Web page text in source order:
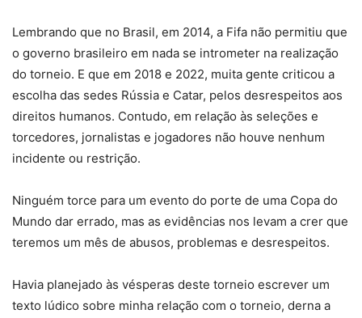
Lembrando que no Brasil, em 2014, a Fifa não permitiu que
o governo brasileiro em nada se intrometer na realização
do torneio. E que em 2018 e 2022, muita gente criticou a
escolha das sedes Rússia e Catar, pelos desrespeitos aos
direitos humanos. Contudo, em relação às seleções e
torcedores, jornalistas e jogadores não houve nenhum
incidente ou restrição.
Ninguém torce para um evento do porte de uma Copa do
Mundo dar errado, mas as evidências nos levam a crer que
teremos um mês de abusos, problemas e desrespeitos.
Havia planejado às vésperas deste torneio escrever um
texto lúdico sobre minha relação com o torneio, derna a